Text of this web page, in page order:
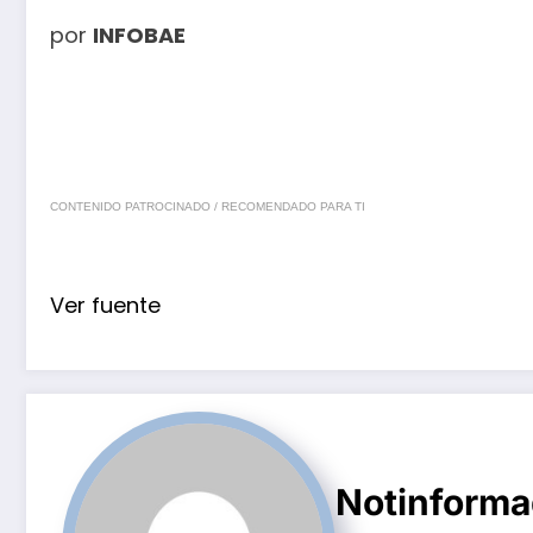
por INFOBAE
CONTENIDO PATROCINADO / RECOMENDADO PARA TI
Ver fuente